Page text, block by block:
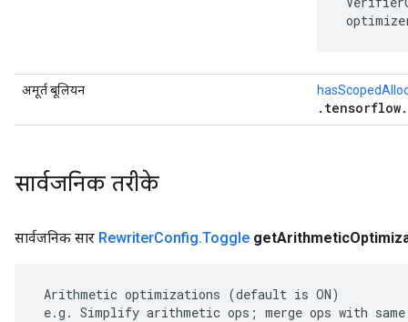
अमूर्त बूलियन
सार्वजनिक तरीके
सार्वजनिक सार RewriterConfig.Toggle getArithmetic
Arithmetic optimizations (default is ON)
e.g. Simplify arithmetic ops; merge ops with